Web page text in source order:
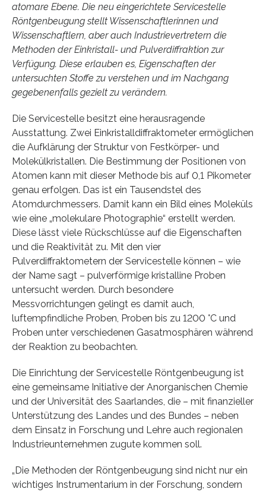
atomare Ebene. Die neu eingerichtete Servicestelle
Röntgenbeugung stellt Wissenschaftlerinnen und
Wissenschaftlern, aber auch Industrievertretern die
Methoden der Einkristall- und Pulverdiffraktion zur
Verfügung. Diese erlauben es, Eigenschaften der
untersuchten Stoffe zu verstehen und im Nachgang
gegebenenfalls gezielt zu verändern.
Die Servicestelle besitzt eine herausragende
Ausstattung. Zwei Einkristalldiffraktometer ermöglichen
die Aufklärung der Struktur von Festkörper- und
Molekülkristallen. Die Bestimmung der Positionen von
Atomen kann mit dieser Methode bis auf 0,1 Pikometer
genau erfolgen. Das ist ein Tausendstel des
Atomdurchmessers. Damit kann ein Bild eines Moleküls
wie eine „molekulare Photographie“ erstellt werden.
Diese lässt viele Rückschlüsse auf die Eigenschaften
und die Reaktivität zu. Mit den vier
Pulverdiffraktometern der Servicestelle können – wie
der Name sagt – pulverförmige kristalline Proben
untersucht werden. Durch besondere
Messvorrichtungen gelingt es damit auch,
luftempfindliche Proben, Proben bis zu 1200 °C und
Proben unter verschiedenen Gasatmosphären während
der Reaktion zu beobachten.
Die Einrichtung der Servicestelle Röntgenbeugung ist
eine gemeinsame Initiative der Anorganischen Chemie
und der Universität des Saarlandes, die – mit finanzieller
Unterstützung des Landes und des Bundes – neben
dem Einsatz in Forschung und Lehre auch regionalen
Industrieunternehmen zugute kommen soll.
„Die Methoden der Röntgenbeugung sind nicht nur ein
wichtiges Instrumentarium in der Forschung, sondern